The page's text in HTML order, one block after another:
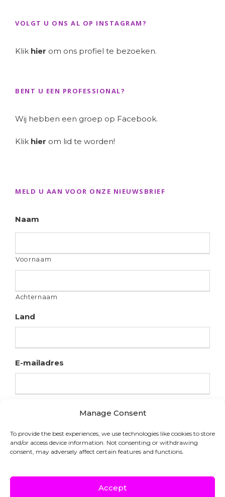
Manage Consent
To provide the best experiences, we use technologies like cookies to store
and/or access device information. Not consenting or withdrawing
consent, may adversely affect certain features and functions.
Accept
VOLGT U ONS AL OP INSTAGRAM?
Klik hier om ons profiel te bezoeken.
BENT U EEN PROFESSIONAL?
Wij hebben een groep op Facebook.
Klik hier om lid te worden!
MELD U AAN VOOR ONZE NIEUWSBRIEF
Naam
Voornaam
Achternaam
Land
E-mailadres